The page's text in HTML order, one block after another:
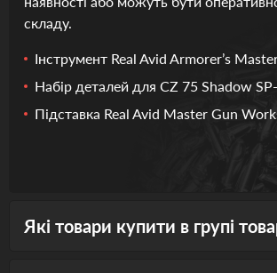
складу.
Інструмент Real Avid Armorer’s
Набір деталей для CZ 75 Shadow
Підставка Real Avid Master Gun
Які товари купити в групі